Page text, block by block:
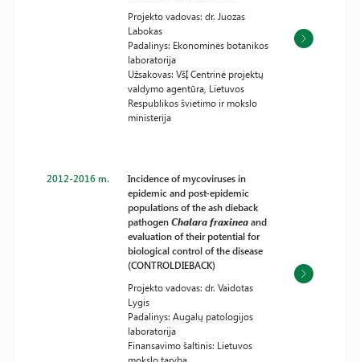
Projekto vadovas: dr. Juozas
Labokas
Padalinys: Ekonominės botanikos
laboratorija
Užsakovas: VšĮ Centrinė projektų
valdymo agentūra, Lietuvos
Respublikos švietimo ir mokslo
ministerija
2012-2016 m.
Incidence of mycoviruses in
epidemic and post-epidemic
populations of the ash dieback
pathogenChalara fraxineaand
evaluation of their potential for
biological control of the disease
(CONTROLDIEBACK)
Projekto vadovas: dr. Vaidotas
Lygis
Padalinys: Augalų patologijos
laboratorija
Finansavimo šaltinis: Lietuvos